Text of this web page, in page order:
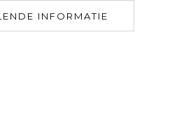
INFORMATIE